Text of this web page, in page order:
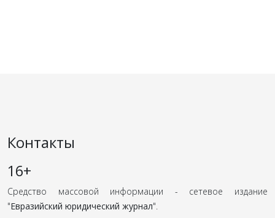
Контакты
16+
Средство массовой информации - сетевое издание
"Евразийский юридический журнал".